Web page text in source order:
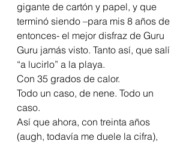
gigante de cartón y papel, y que
terminó siendo –para mis 8 años de
entonces- el mejor disfraz de Guru
Guru jamás visto. Tanto así, que salí
“a lucirlo” a la playa.
Con 35 grados de calor.
Todo un caso, de nene. Todo un
caso.
Así que ahora, con treinta años
(augh, todavía me duele la cifra),